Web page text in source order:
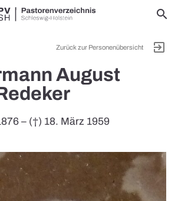
search
Zurück zur Personenübersicht exit_to_app
August
– (†) 18. März 1959